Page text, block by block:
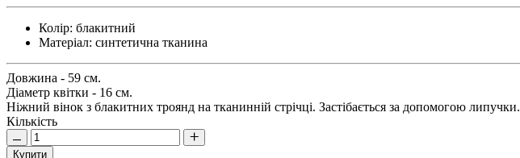
Колір: блакитний
Матеріал: синтетична тканина
Довжина - 59 см.
Діаметр квітки - 16 см.
Ніжний вінок з блакитних троянд на тканинній стрічці. Застібається за допомогою липучки.
Кількість
Купити